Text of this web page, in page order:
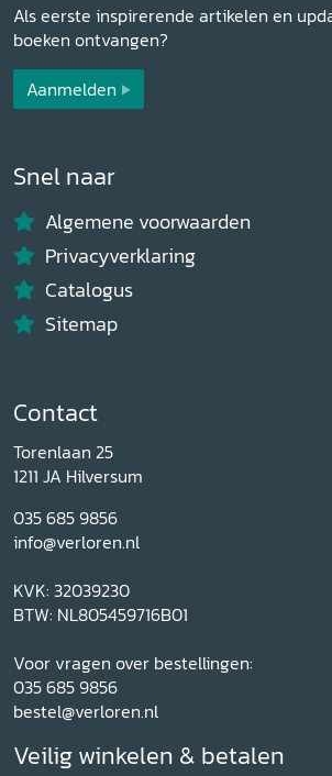
Als eerste inspirerende artikelen en
boeken ontvangen?
Aanmelden
Snel naar
Algemene voorwaarden
Privacyverklaring
Catalogus
Sitemap
Contact
Torenlaan 25
1211 JA Hilversum
035 685 9856
info@verloren.nl
KVK: 32039230
BTW: NL805459716B01
Voor vragen over bestellingen:
035 685 9856
bestel@verloren.nl
Veilig winkelen & betalen